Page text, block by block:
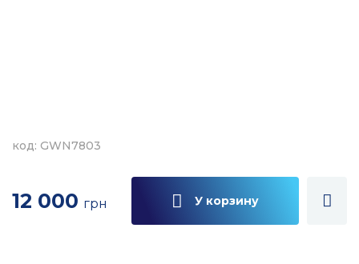
код: GWN7803
12 000 грн У корзину